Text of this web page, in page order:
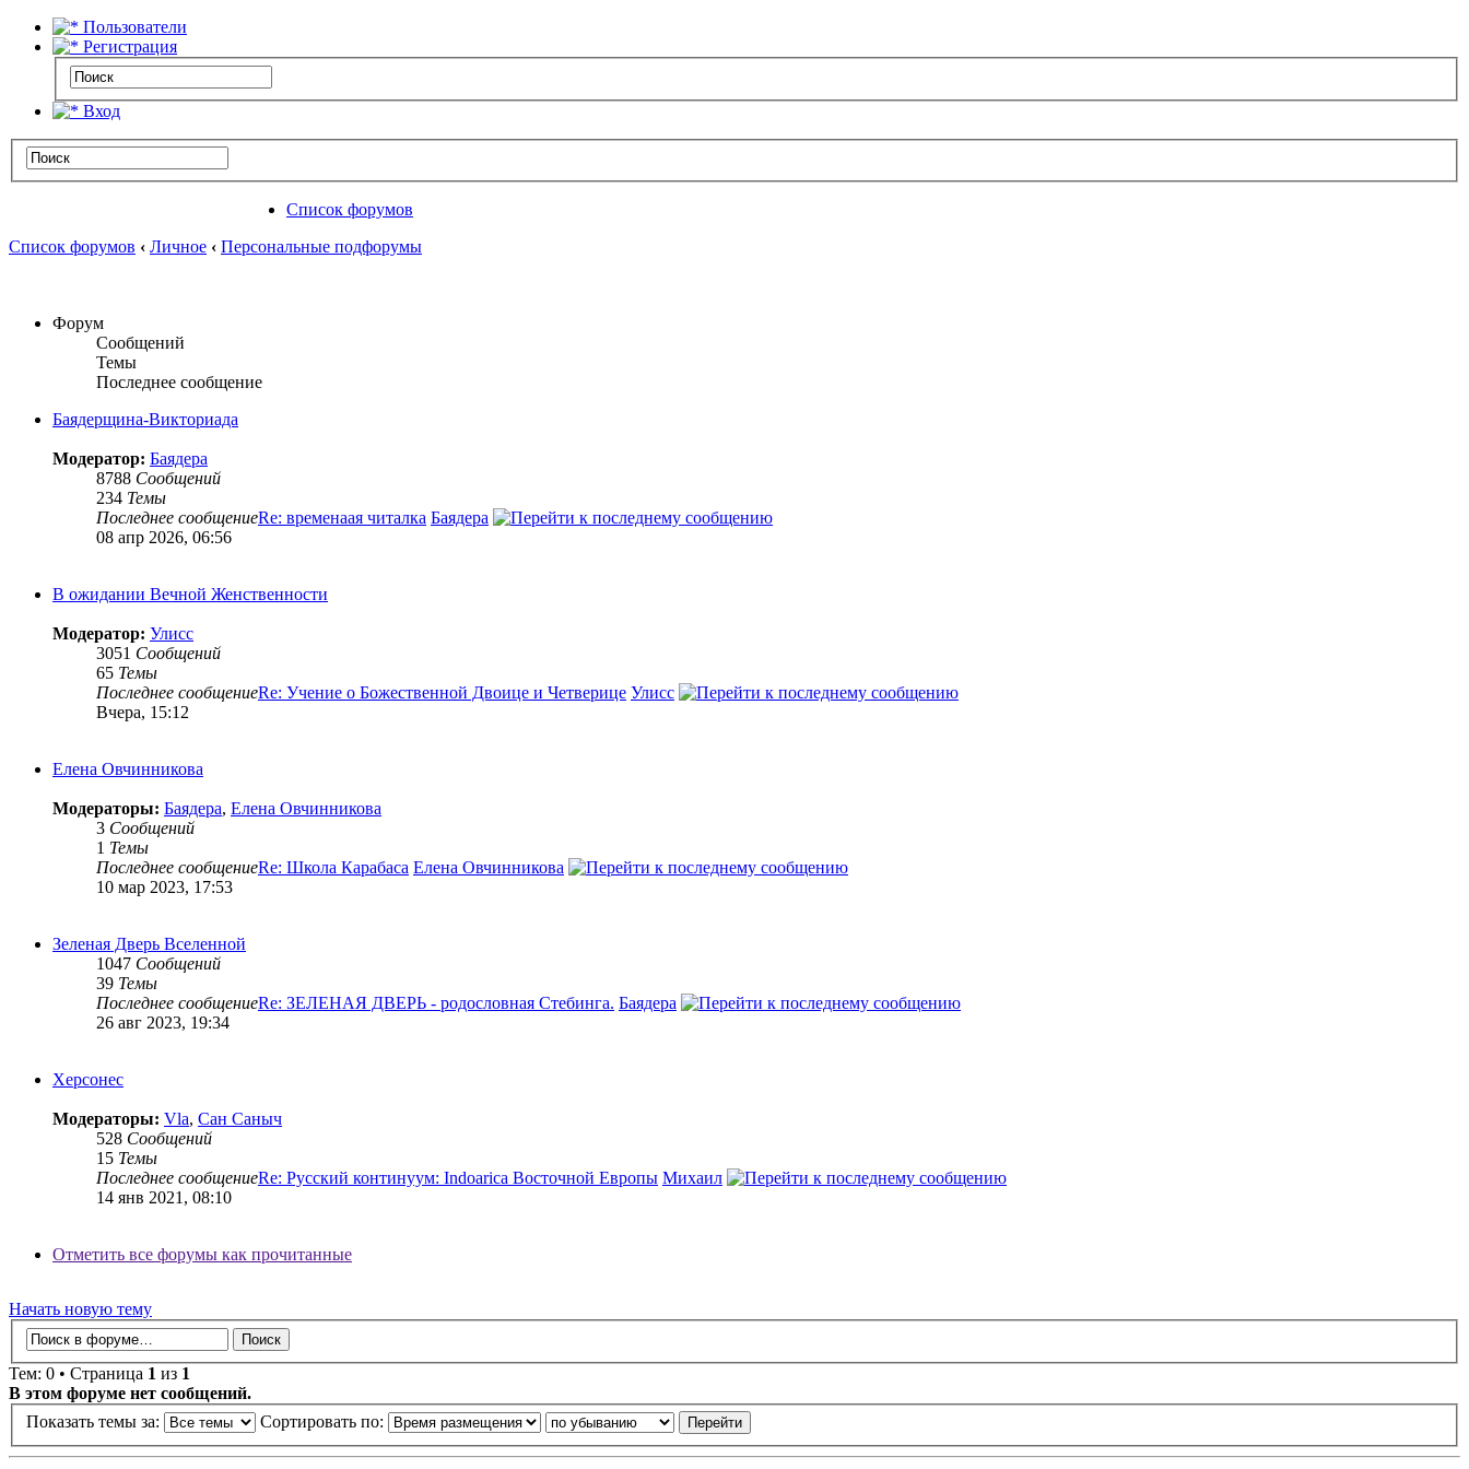
Пользователи
Регистрация
Вход
Список форумов
Список форумов ‹ Личное ‹ Персональные подфорумы
Форум
Сообщений
Темы
Последнее сообщение
Баядерщина-Викториада
Модератор: Баядера
8788 Сообщений
234 Темы
Последнее сообщениеRe: временаая читалка Баядера
08 апр 2026, 06:56
В ожидании Вечной Женственности
Модератор: Улисс
3051 Сообщений
65 Темы
Последнее сообщениеRe: Учение о Божественной Двоице и Четверице Улисс
Вчера, 15:12
Елена Овчинникова
Модераторы: Баядера, Елена Овчинникова
3 Сообщений
1 Темы
Последнее сообщениеRe: Школа Карабаса Елена Овчинникова
10 мар 2023, 17:53
Зеленая Дверь Вселенной
1047 Сообщений
39 Темы
Последнее сообщениеRe: ЗЕЛЕНАЯ ДВЕРЬ - родословная Стебинга. Баядера
26 авг 2023, 19:34
Херсонес
Модераторы: Vla, Сан Саныч
528 Сообщений
15 Темы
Последнее сообщениеRe: Русский континуум: Indoarica Восточной Европы Михаил
14 янв 2021, 08:10
Отметить все форумы как прочитанные
Начать новую тему
Тем: 0 • Страница 1 из 1
В этом форуме нет сообщений.
Показать темы за:
Сортировать по: